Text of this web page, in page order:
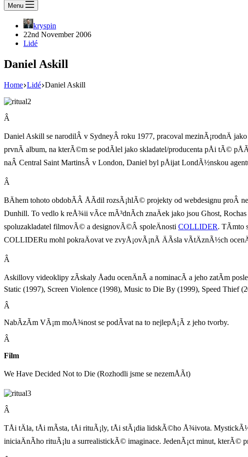
Menu
kryspin
22nd November 2006
Lidé
Daniel Askill
Home Lidé Daniel Askill
Â
Daniel Askill se narodilÂ v SydneyÂ roku 1977, pracoval mezinÃ¡rodnÄ
prvnÃ­ album, na kterÃ©m se podÃ­lel jako skladatel/producenta pÅi tÃ©
naÂ Central Saint MartinsÂ v London, Daniel byl pÅijat LondÃ½nskou
Â
BÄhem tohoto obdobÃ­Â ÅÃ­dil rozsÃ¡hlÃ© projekty od webdesignu proÂ
Dunhill. To vedlo k reÅ¾ii vÃ­ce mÃ³dnÃ­ch znaÄek jako jsou Ghost,
spoluzakladatel filmovÃ© a designovÃ©Â spoleÄnosti COLLIDER. TÃ­mto
COLLIDERu mohl pokraÄovat ve zvyÅ¡ovÃ¡nÃ­ ÄÃ­sla vÃ­tÄznÃ½ch
Â
Askillovy videoklipy zÃ­skaly Åadu ocenÄnÃ­ a nominacÃ­ a jeho zatÃ­m
Static (1997), Screen Violence (1998), Music to Die By (1999), Speed Thief
Â
NabÃ­zÃ­m VÃ¡m moÅ¾nost se podÃ­vat na to nejlepÅ¡Ã­ z jeho tvorby.
Â
Film
We Have Decided Not to Die (Rozhodli jsme se nezemÅÃ­t)
Â
TÅi tÄla, tÅi mÃ­sta, tÅi rituÃ¡ly, tÅi stÃ¡dia lidskÃ©ho Å¾ivota.
iniciaÄnÃ­ho rituÃ¡lu a surrealistickÃ© imaginace. JedenÃ¡ct minut, kterÃ©